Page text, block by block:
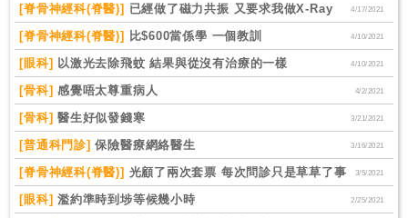
[脊骨神經科(脊醫)] 已經做了磁力共振 又要求我做X-Ray 4/17/2021
[脊骨神經科(脊醫)] 比$600當係學 一個教訓 4/10/2021
[眼科] 以激光去除飛蚊 結果與從沒有治療的一樣 4/10/2021
[骨科] 感覺唔太尊重病人 4/2/2021
[骨科] 醫生好似發錢寒 3/21/2021
[普通科門診] 保險醫療網絡醫生 3/16/2021
[脊骨神經科(脊醫)] 光顧了兩次套票 每次問診只是草草了事 3/5/2021
[眼科] 濫約準時到埗等候幾小時 2/25/2021